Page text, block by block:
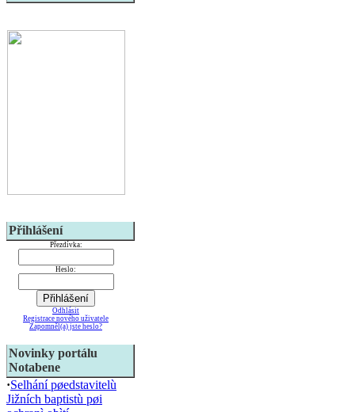
Přihlášení
Přezdívka:
Heslo:
Odhlásit
Registrace nového uživatele
Zapomněl(a) jste heslo?
Novinky portálu
Notabene
·Selhání pøedstavitelù
Jižních baptistù pøi